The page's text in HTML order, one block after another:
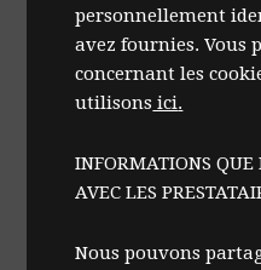
personnellement
avez fournies. Vous
concernant les
utilisons ici.
INFORMATIONS QUE
AVEC LES
Nous pouvons